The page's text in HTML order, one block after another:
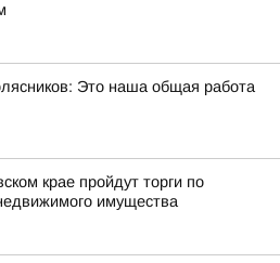
Это наша общая работа
крае пройдут торги по
имущества